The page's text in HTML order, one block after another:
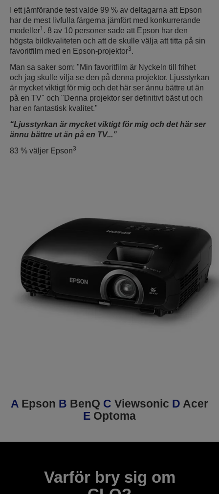
I ett jämförande test valde 99 % av deltagarna att Epson
har de mest livfulla färgerna jämfört med konkurrerande
modeller1. 8 av 10 personer sade att Epson har den
högsta bildkvaliteten och att de skulle välja att titta på sin
favoritfilm med en Epson-projektor3.
Man sa saker som: "Min favoritfilm är Nyckeln till frihet
och jag skulle vilja se den på denna projektor. Ljusstyrkan
är mycket viktigt för mig och det här ser ännu bättre ut än
på en TV" och "Denna projektor ser definitivt bäst ut och
har en fantastisk kvalitet."
“Ljusstyrkan är mycket viktigt för mig och det här ser
ännu bättre ut än på en TV...”
83 % väljer Epson3
A Epson B BenQ C Viewsonic D Acer
E Optoma
Varför bry sig om